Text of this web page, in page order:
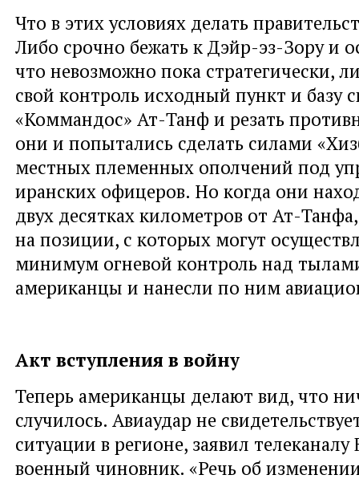
Что в этих условиях делать
Либо срочно бежать к Дэйр-эз-Зору и
что невозможно пока стратегически,
свой контроль исходный пункт и базу
«Коммандос» Ат-Танф и резать
они и попытались сделать силами
местных племенных ополчений под
иранских офицеров. Но когда они
двух десятках километров от Ат-
на позиции, с которых могут
минимум огневой контроль над
американцы и нанесли по ним
Акт вступления в войну
Теперь американцы делают вид, что
случилось. Авиаудар не
ситуации в регионе, заявил
военный чиновник. «Речь об